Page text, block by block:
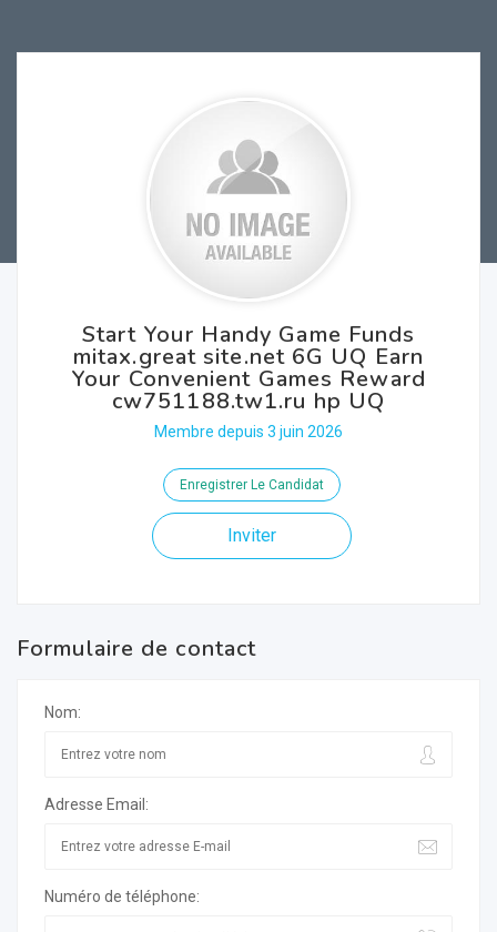
Start Your Handy Game Funds
mitax.great site.net 6G UQ Earn
Your Convenient Games Reward
cw751188.tw1.ru hp UQ
Membre depuis 3 juin 2026
Enregistrer Le Candidat
Inviter
Formulaire de contact
Nom:
Adresse Email:
Numéro de téléphone: